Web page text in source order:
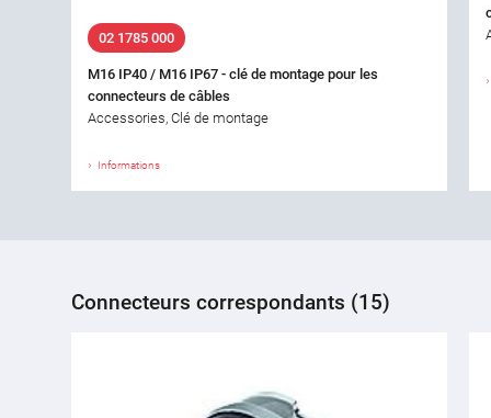
02 1785 000
M16 IP40 / M16 IP67 - clé de montage pour les
connecteurs de câbles
Accessories, Clé de montage
Informations
Connecteurs correspondants (15)